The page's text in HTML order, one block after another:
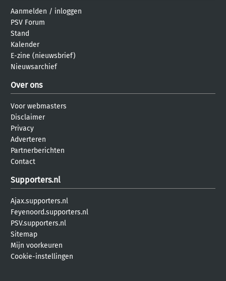
Aanmelden / inloggen
PSV Forum
Stand
Kalender
E-zine (nieuwsbrief)
Nieuwsarchief
Over ons
Voor webmasters
Disclaimer
Privacy
Adverteren
Partnerberichten
Contact
Supporters.nl
Ajax.supporters.nl
Feyenoord.supporters.nl
PSV.supporters.nl
Sitemap
Mijn voorkeuren
Cookie-instellingen